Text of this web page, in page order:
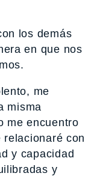
los demás
en que nos
me
misma
me encuentro
con
y capacidad
y